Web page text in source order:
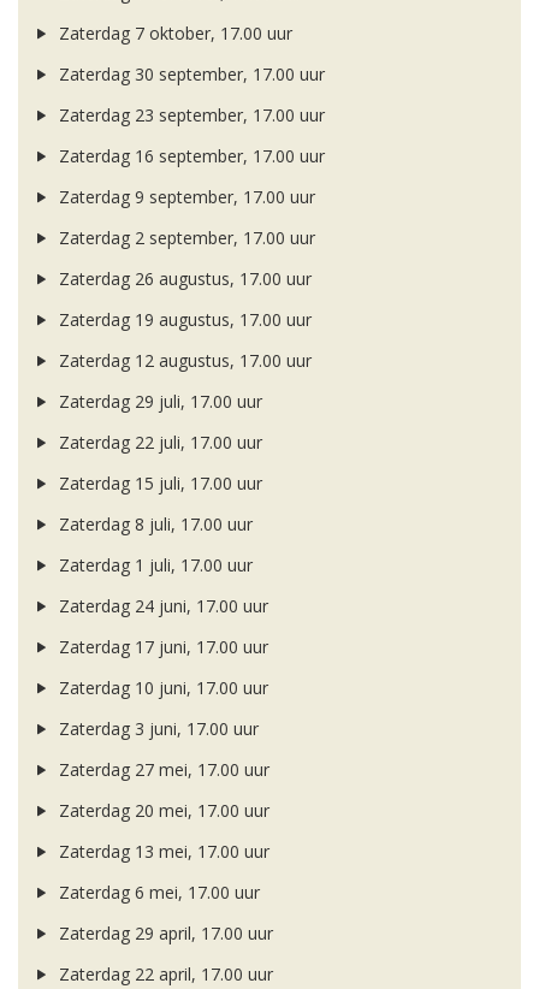
Zaterdag 7 oktober, 17.00 uur
Zaterdag 30 september, 17.00 uur
Zaterdag 23 september, 17.00 uur
Zaterdag 16 september, 17.00 uur
Zaterdag 9 september, 17.00 uur
Zaterdag 2 september, 17.00 uur
Zaterdag 26 augustus, 17.00 uur
Zaterdag 19 augustus, 17.00 uur
Zaterdag 12 augustus, 17.00 uur
Zaterdag 29 juli, 17.00 uur
Zaterdag 22 juli, 17.00 uur
Zaterdag 15 juli, 17.00 uur
Zaterdag 8 juli, 17.00 uur
Zaterdag 1 juli, 17.00 uur
Zaterdag 24 juni, 17.00 uur
Zaterdag 17 juni, 17.00 uur
Zaterdag 10 juni, 17.00 uur
Zaterdag 3 juni, 17.00 uur
Zaterdag 27 mei, 17.00 uur
Zaterdag 20 mei, 17.00 uur
Zaterdag 13 mei, 17.00 uur
Zaterdag 6 mei, 17.00 uur
Zaterdag 29 april, 17.00 uur
Zaterdag 22 april, 17.00 uur